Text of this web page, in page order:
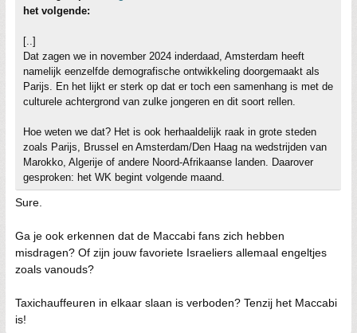
het volgende:
[..]
Dat zagen we in november 2024 inderdaad, Amsterdam heeft
namelijk eenzelfde demografische ontwikkeling doorgemaakt als
Parijs. En het lijkt er sterk op dat er toch een samenhang is met de
culturele achtergrond van zulke jongeren en dit soort rellen.
Hoe weten we dat? Het is ook herhaaldelijk raak in grote steden
zoals Parijs, Brussel en Amsterdam/Den Haag na wedstrijden van
Marokko, Algerije of andere Noord-Afrikaanse landen. Daarover
gesproken: het WK begint volgende maand.
Sure.
Ga je ook erkennen dat de Maccabi fans zich hebben
misdragen? Of zijn jouw favoriete Israeliers allemaal engeltjes
zoals vanouds?
Taxichauffeuren in elkaar slaan is verboden? Tenzij het Maccabi
is!